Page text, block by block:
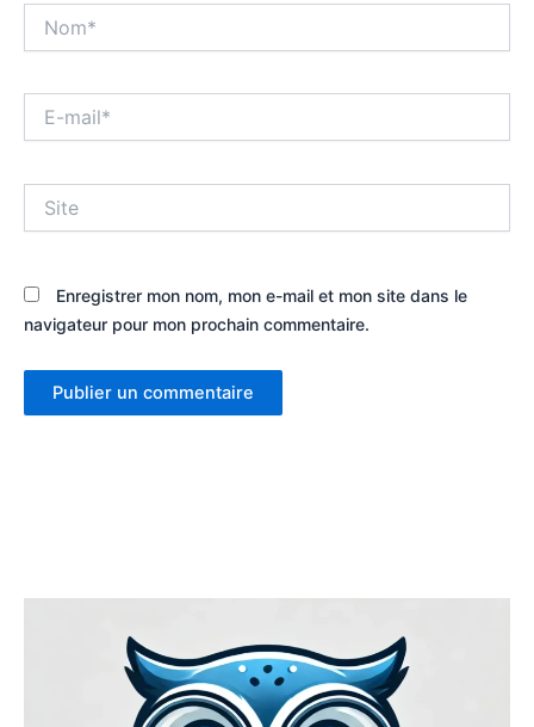
mail*
Enregistrer mon nom, mon e-mail et mon site dans le
navigateur pour mon prochain commentaire.